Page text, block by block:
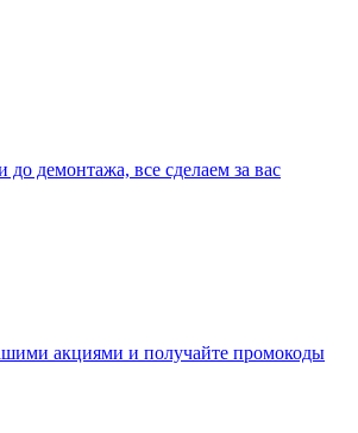
до демонтажа, все сделаем за вас
акциями и получайте промокоды